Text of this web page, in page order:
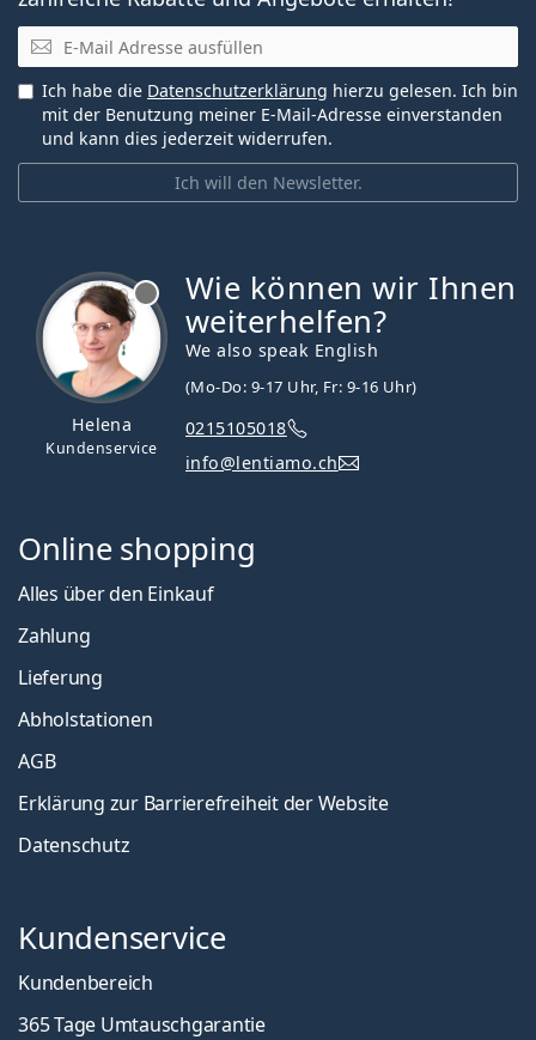
E-Mail
Ich will den Newsletter.
Ich habe die Datenschutzerklärung hierzu gelesen. Ich bin
mit der Benutzung meiner E-Mail-Adresse einverstanden
und kann dies jederzeit widerrufen.
Helena
Kundenservice
Wie können wir Ihnen
weiterhelfen?
We also speak English
(Mo-Do: 9-17 Uhr, Fr: 9-16 Uhr)
0215105018
info@lentiamo.ch
Online shopping
Alles über den Einkauf
Zahlung
Lieferung
Abholstationen
AGB
Erklärung zur Barrierefreiheit der Website
Datenschutz
Kundenservice
Kundenbereich
365 Tage Umtauschgarantie